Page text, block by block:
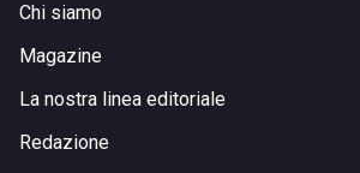
Chi siamo
Magazine
La nostra linea editoriale
Redazione